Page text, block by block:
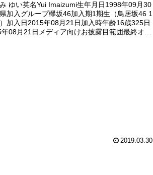
ゆい英名Yui Imaizumi生年月日1998年09月30
加入グループ欅坂46加入期1期生（鳥居坂46 1
加入日2015年08月21日加入時年齢16歳325日
08月21日メディア向けお披露目範囲最終オー
2019.03.30